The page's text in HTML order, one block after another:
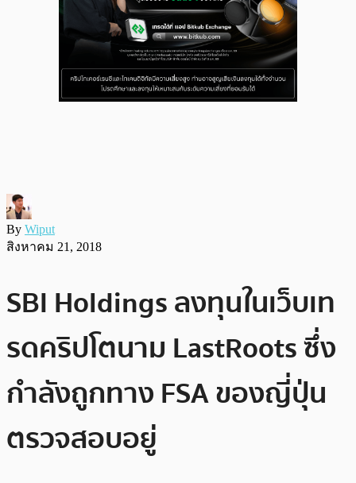
By Wiput
สิงหาคม 21, 2018
SBI Holdings ลงทุนในเว็บเท
รดคริปโตนาม LastRoots ซึ่ง
กำลังถูกทาง FSA ของญี่ปุ่น
ตรวจสอบอยู่